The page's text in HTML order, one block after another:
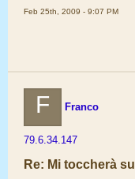
Feb 25th, 2009 - 9:07 PM
F Franco
79.6.34.147
Re: Mi toccherà